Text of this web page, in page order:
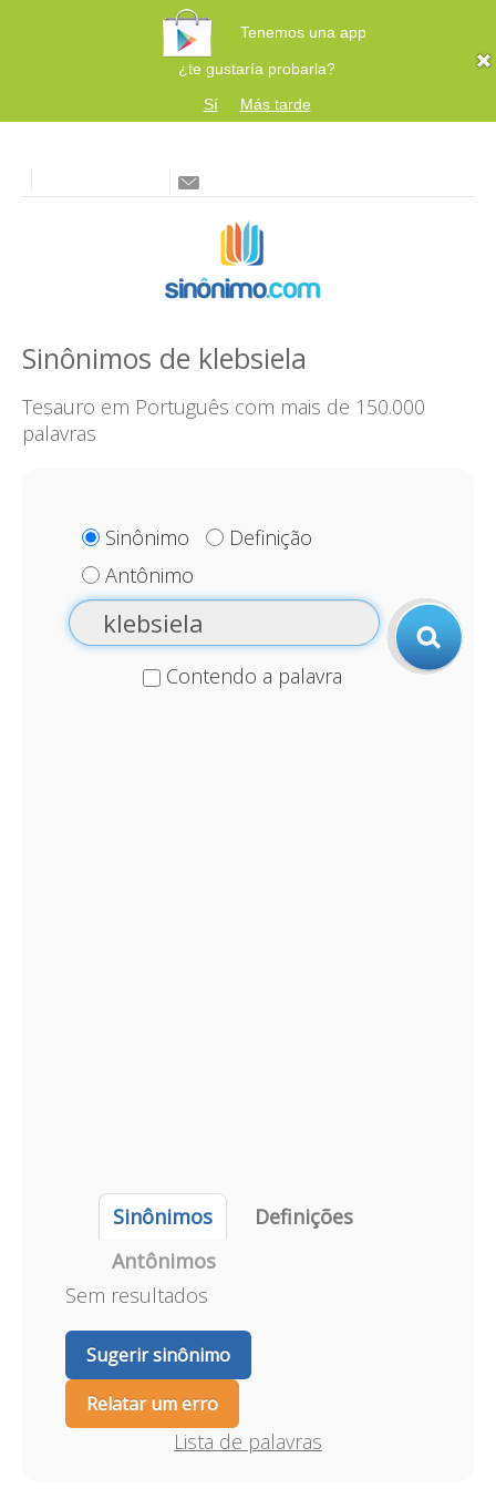
Tenemos una app
¿te gustaría probarla?
Sí
Más tarde
Sinônimos de klebsiela
Tesauro em Português com mais de 150.000
palavras
Sinônimo
Definição
Antônimo
Contendo a palavra
Sinônimos
Definições
Antônimos
Sem resultados
Sugerir sinônimo
Relatar um erro
Lista de palavras